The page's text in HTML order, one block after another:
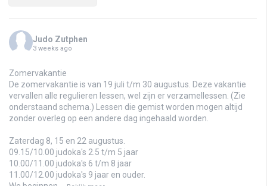
Judo Zutphen
3 weeks ago
Zomervakantie
De zomervakantie is van 19 juli t/m 30 augustus. Deze vakantie
vervallen alle regulieren lessen, wel zijn er verzamellessen. (Zie
onderstaand schema.) Lessen die gemist worden mogen altijd
zonder overleg op een andere dag ingehaald worden.
Zaterdag 8, 15 en 22 augustus.
09.15/10.00 judoka's 2.5 t/m 5 jaar
10.00/11.00 judoka's 6 t/m 8 jaar
11.00/12.00 judoka's 9 jaar en ouder.